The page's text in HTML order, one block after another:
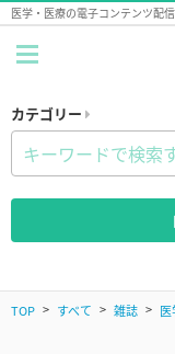
医学・医療の電子コンテンツ配
カテゴリー
TOP すべて 雑誌 医